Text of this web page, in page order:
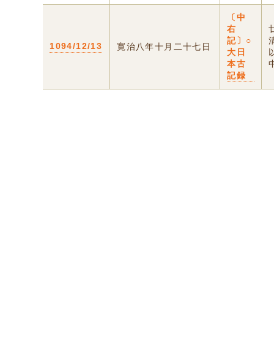
1094/12/13 寛治八年十月二十七日
〔中
右
記〕○
大日
本古
記録